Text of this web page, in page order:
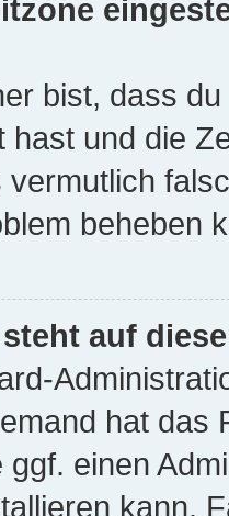
bist, dass
hast und die
beheben
auf
hat das
einen
kann.